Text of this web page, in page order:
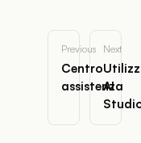
Previous
Centro
assistenza
Next
AI